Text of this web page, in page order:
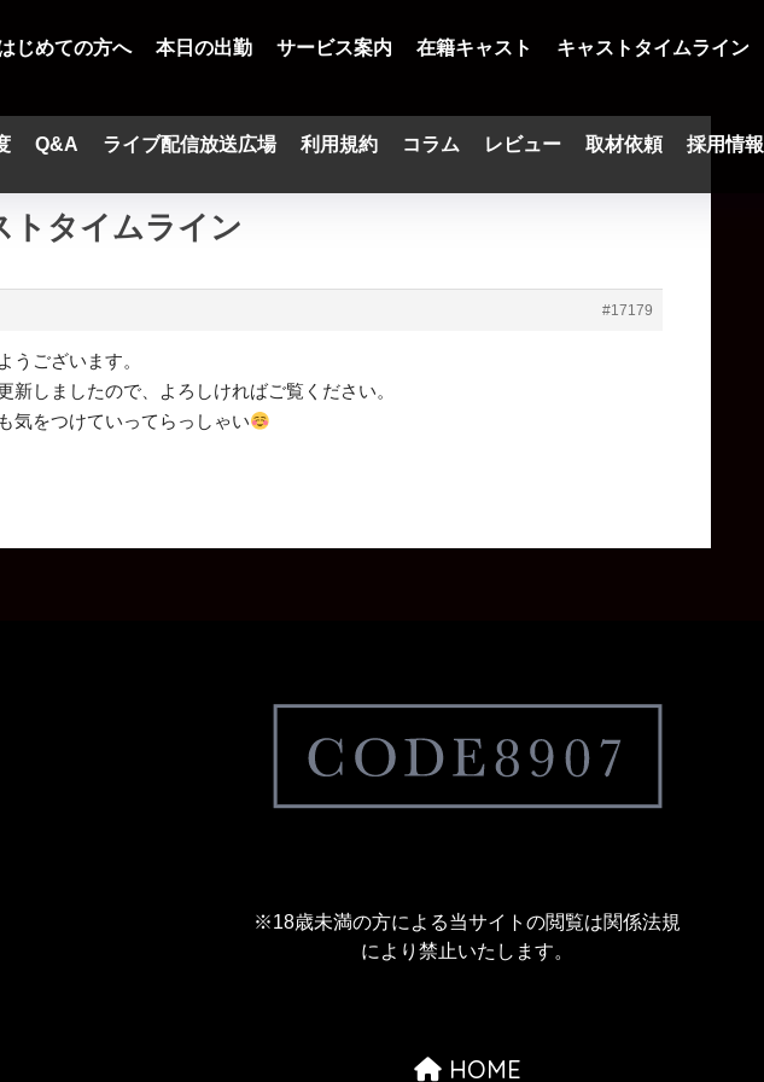
じめての方へ 本日の出勤 サービス案内 在籍キャスト キャストタイムライン
Q&A ライブ配信放送広場 利用規約 コラム レビュー 取材依頼 採用情報
トタイムライン
#17179
うございます。
新しましたので、よろしければご覧ください。
気をつけていってらっしゃい
※18歳未満の方による当サイトの閲覧は関係法規
により禁止いたします。
HOME